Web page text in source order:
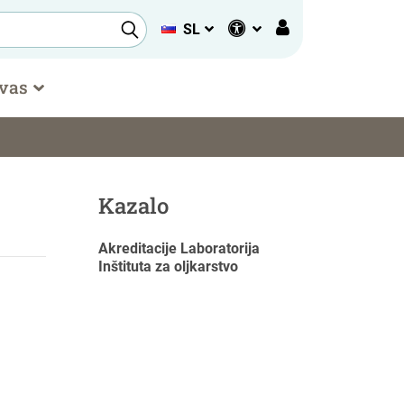
SL
Kazalo
Akreditacije Laboratorija
Inštituta za oljkarstvo